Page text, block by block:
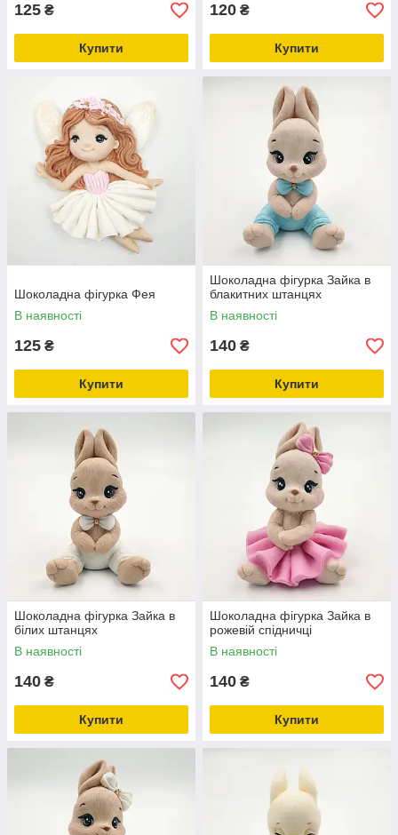
125 ₴
Купити
120 ₴
Купити
Шоколадна фігурка Фея
В наявності
125 ₴
Купити
Шоколадна фігурка Зайка в
блакитних штанцях
В наявності
140 ₴
Купити
Шоколадна фігурка Зайка в
білих штанцях
В наявності
140 ₴
Купити
Шоколадна фігурка Зайка в
рожевій спідничці
В наявності
140 ₴
Купити